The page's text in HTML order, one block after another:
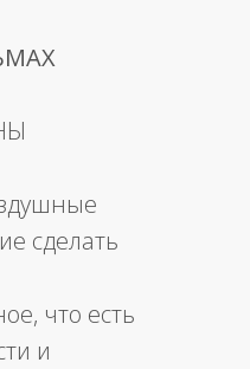
сделать
что есть
и